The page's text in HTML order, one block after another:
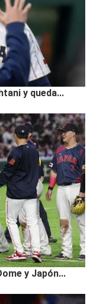
y queda...
y Japón...